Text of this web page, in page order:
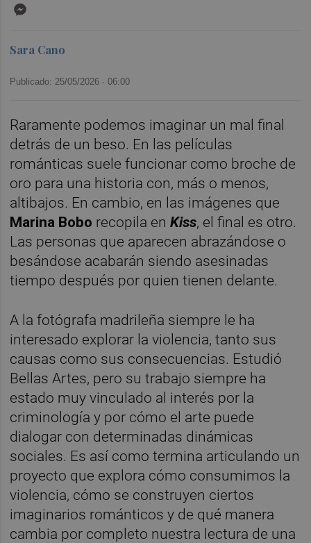
Sara Cano
Publicado: 25/05/2026 ·06:00
Raramente podemos imaginar un mal final
detrás de un beso. En las películas
románticas suele funcionar como broche de
oro para una historia con, más o menos,
altibajos. En cambio, en las imágenes que
Marina Bobo recopila enKiss, el final es otro.
Las personas que aparecen abrazándose o
besándose acabarán siendo asesinadas
tiempo después por quien tienen delante.
A la fotógrafa madrileña siempre le ha
interesado explorar la violencia, tanto sus
causas como sus consecuencias. Estudió
Bellas Artes, pero su trabajo siempre ha
estado muy vinculado al interés por la
criminología y por cómo el arte puede
dialogar con determinadas dinámicas
sociales. Es así como termina articulando un
proyecto que explora cómo consumimos la
violencia, cómo se construyen ciertos
imaginarios románticos y de qué manera
cambia por completo nuestra lectura de una